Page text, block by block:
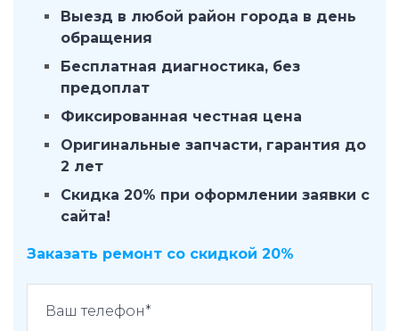
Выезд в любой район города в день
обращения
Бесплатная диагностика, без
предоплат
Фиксированная честная цена
Оригинальные запчасти, гарантия до
2 лет
Скидка 20% при оформлении заявки с
сайта!
Заказать ремонт со скидкой 20%